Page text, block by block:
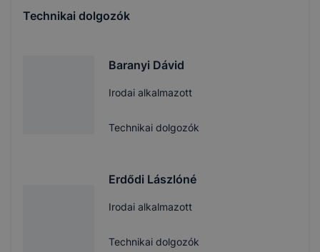
Technikai dolgozók
Baranyi Dávid
Irodai alkalmazott
Technikai dolgozók
Erdődi Lászlóné
Irodai alkalmazott
Technikai dolgozók